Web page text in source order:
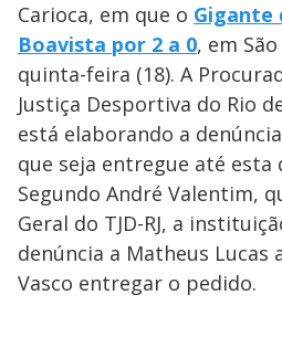
Carioca, em que o Gigante
Boavista por 2 a 0, em
quinta-feira (18). A
Justiça Desportiva do Rio
está elaborando a
que seja entregue até esta
Segundo André Valentim,
Geral do TJD-RJ, a
denúncia a Matheus Lucas
Vasco entregar o pedido.